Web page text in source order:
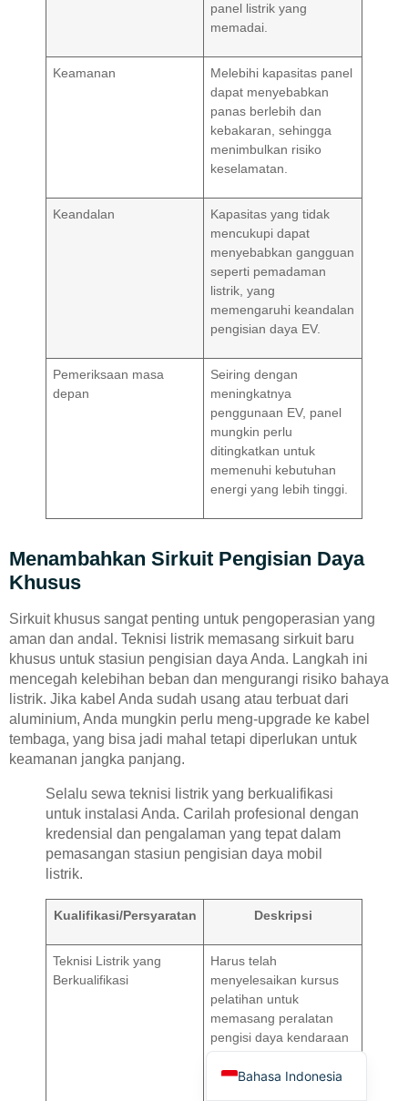
panel listrik yang
memadai.
Keamanan
Melebihi kapasitas panel
dapat menyebabkan
panas berlebih dan
kebakaran, sehingga
menimbulkan risiko
keselamatan.
Keandalan
Kapasitas yang tidak
mencukupi dapat
menyebabkan gangguan
seperti pemadaman
listrik, yang
memengaruhi keandalan
pengisian daya EV.
Pemeriksaan masa
depan
Seiring dengan
meningkatnya
penggunaan EV, panel
mungkin perlu
ditingkatkan untuk
memenuhi kebutuhan
energi yang lebih tinggi.
Menambahkan Sirkuit Pengisian Daya
Khusus
Sirkuit khusus sangat penting untuk pengoperasian yang
aman dan andal. Teknisi listrik memasang sirkuit baru
khusus untuk stasiun pengisian daya Anda. Langkah ini
mencegah kelebihan beban dan mengurangi risiko bahaya
listrik. Jika kabel Anda sudah usang atau terbuat dari
aluminium, Anda mungkin perlu meng-upgrade ke kabel
tembaga, yang bisa jadi mahal tetapi diperlukan untuk
keamanan jangka panjang.
Selalu sewa teknisi listrik yang berkualifikasi
untuk instalasi Anda. Carilah profesional dengan
kredensial dan pengalaman yang tepat dalam
pemasangan stasiun pengisian daya mobil
listrik.
Kualifikasi/Persyaratan Deskripsi
Teknisi Listrik yang
Berkualifikasi
Harus telah
menyelesaikan kursus
pelatihan untuk
memasang peralatan
pengisi daya kendaraan
listrik (Instalasi
Pengisian Kendaraan
Bahasa Indonesia
English
Español
Português
Русский
العربية
Türkçe
Deutsch